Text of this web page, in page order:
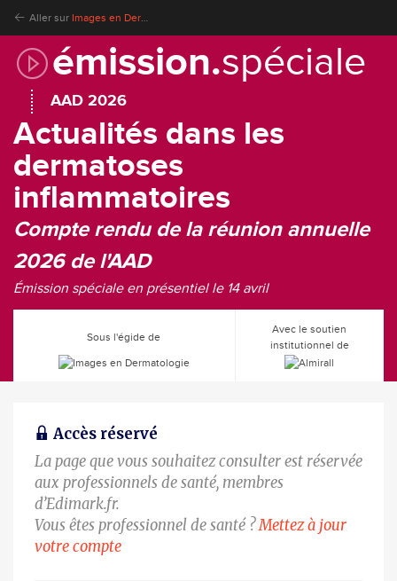
Aller sur Images en Dermatologie
émission.spéciale
AAD 2026
Actualités dans les
dermatoses
inflammatoires
Compte rendu de la réunion annuelle
2026 de l'AAD
Émission spéciale en présentiel le 14 avril
Sous l'égide de
Avec le soutien
institutionnel de
Accès réservé
La page que vous souhaitez consulter est réservée
aux professionnels de santé, membres
d’Edimark.fr.
Vous êtes professionnel de santé ?Mettez à jour
votre compte